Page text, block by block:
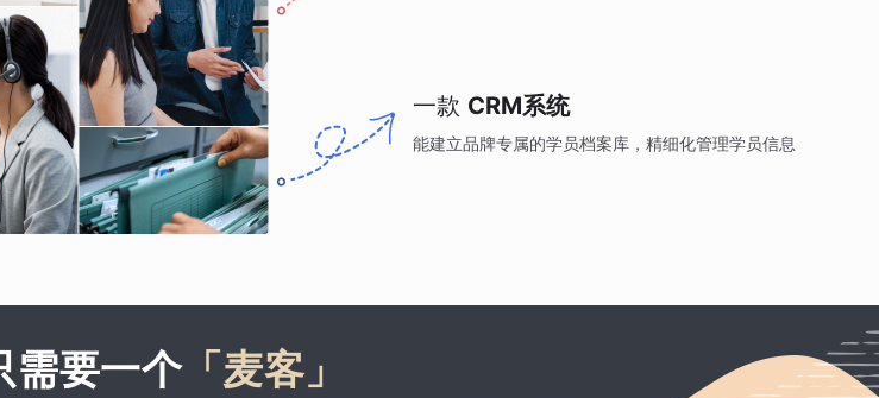
一款 CRM系统
能建立品牌专属的学员档案库，精细化管理学员信息
需要一个「麦客」